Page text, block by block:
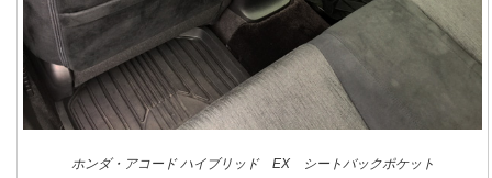
ホンダ・アコード ハイブリッド EX シートバックポケット